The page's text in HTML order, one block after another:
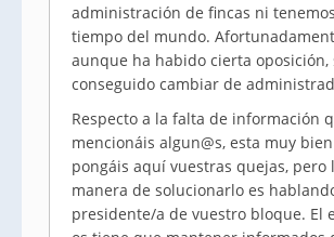
administración de fincas ni
tiempo del mundo.
aunque ha habido cierta oposición,
conseguido cambiar de
Respecto a la falta de información
mencionáis algun@s, esta muy
pongáis aquí vuestras quejas, pero
manera de solucionarlo es
presidente/a de vuestro bloque. El